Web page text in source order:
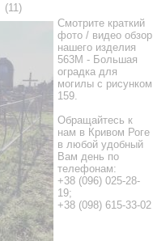
(11)
Смотрите краткий
фото / видео обзор
нашего изделия
563M - Большая
оградка для
могилы с рисунком
159.
Обращайтесь к
нам в Кривом Роге
в любой удобный
Вам день по
телефонам:
+38 (096) 025-28-
19;
+38 (098) 615-33-02